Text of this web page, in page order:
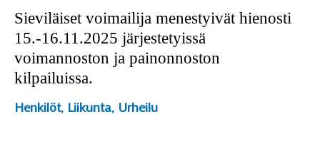
Sieviläiset voimailija menestyivät hienosti
15.-16.11.2025 järjestetyissä
voimannoston ja painonnoston
kilpailuissa.
Henkilöt, Liikunta, Urheilu